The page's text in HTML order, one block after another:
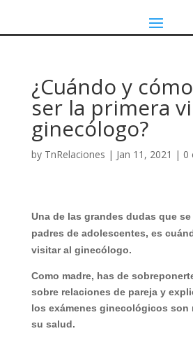
¿Cuándo y
ser la primera
ginecólogo?
by TnRelaciones | Jan 11, 2021 | 0
Una de las grandes dudas que
padres de adolescentes, es
visitar al ginecólogo.
Como madre, has de
sobre relaciones de pareja y
los exámenes ginecológicos son
su salud.